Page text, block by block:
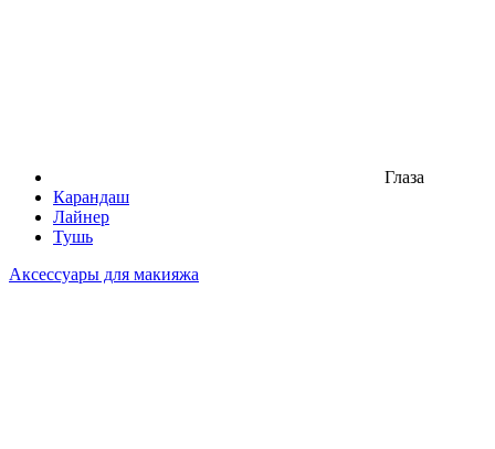
Глаза
Карандаш
Лайнер
Тушь
Аксессуары для макияжа